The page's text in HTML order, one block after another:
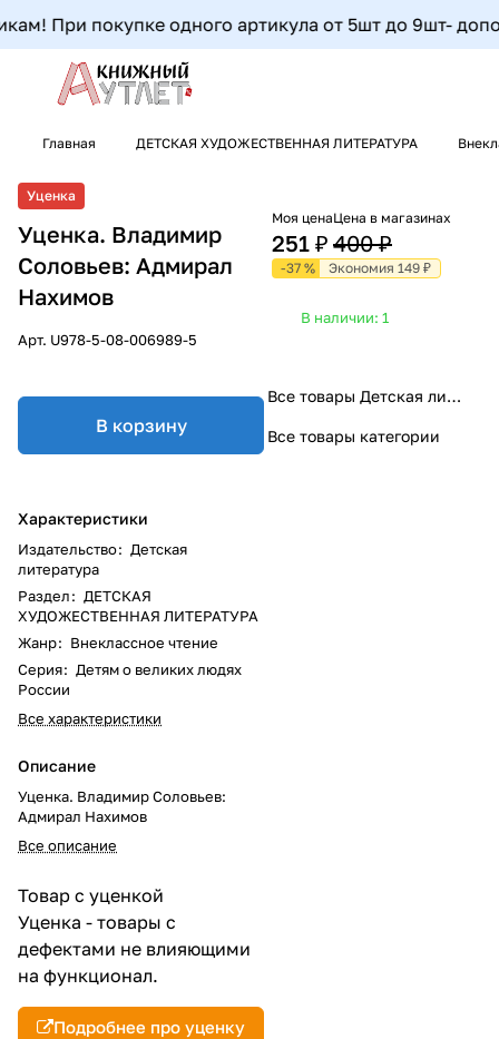
При покупке одного артикула от 5шт до 9шт-
Главная ДЕТСКАЯ ХУДОЖЕСТВЕННАЯ ЛИТЕРАТУРА
Уценка
Уценка. Владимир
Соловьев: Адмирал
Нахимов
Арт. U978-5-08-006989-5
В корзину
Характеристики
Издательство: Детская
литература
Раздел: ДЕТСКАЯ
ХУДОЖЕСТВЕННАЯ ЛИТЕРАТУРА
Жанр: Внеклассное чтение
Серия: Детям о великих людях
России
Все характеристики
Описание
Уценка. Владимир Соловьев:
Адмирал Нахимов
Все описание
Товар с уценкой
Уценка - товары с
дефектами не влияющими
на функционал.
Подробнее про уценку
Моя цена
251 ₽
Цена в магазинах
400 ₽
-37 % Экономия 149 ₽
В наличии: 1
Все товары Детская литература
Все товары категории